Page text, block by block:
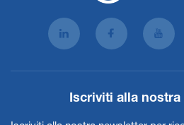
Iscriviti alla